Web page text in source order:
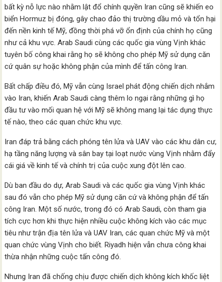
bất kỳ nỗ lực nào nhằm lật đổ chính quyền Iran cũng sẽ khiến eo
biển Hormuz bị đóng, gây chao đảo thị trường dầu mỏ và tổn hại
đến nền kinh tế Mỹ, đồng thời phá vỡ ổn định của chính họ cũng
như cả khu vực. Arab Saudi cùng các quốc gia vùng Vịnh khác
tuyên bố công khai rằng họ sẽ không cho phép Mỹ sử dụng căn
cứ quân sự hoặc không phận của mình để tấn công Iran.
Bất chấp điều đó, Mỹ vẫn cùng Israel phát động chiến dịch nhắm
vào Iran, khiến Arab Saudi càng thêm lo ngại rằng những gì họ
đầu tư vào mối quan hệ với Mỹ sẽ không mang lại tác dụng thực
tế nào, theo các quan chức khu vực.
Iran đáp trả bằng cách phóng tên lửa và UAV vào các khu dân cư,
hạ tầng năng lượng và sân bay tại loạt nước vùng Vịnh nhằm đẩy
cái giá về kinh tế và chính trị của cuộc xung đột lên cao.
Dù ban đầu do dự, Arab Saudi và các quốc gia vùng Vịnh khác
sau đó vẫn cho phép Mỹ sử dụng căn cứ và không phận để tấn
công Iran. Một số nước, trong đó có Arab Saudi, còn tham gia
tích cực hơn khi thực hiện nhiều cuộc không kích vào các mục
tiêu như trận địa tên lửa và UAV Iran, các quan chức Mỹ và một
quan chức vùng Vịnh cho biết. Riyadh hiện vẫn chưa công khai
thừa nhận những cuộc tấn công đó.
Nhưng Iran đã chống chịu được chiến dịch không kích khốc liệt